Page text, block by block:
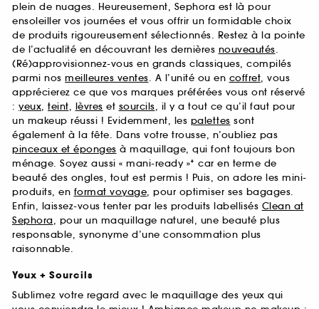
plein de nuages. Heureusement, Sephora est là pour
ensoleiller vos journées et vous offrir un formidable choix
de produits rigoureusement sélectionnés. Restez à la pointe
de l’actualité en découvrant les dernières nouveautés.
(Ré)approvisionnez-vous en grands classiques, compilés
parmi nos meilleures ventes. A l’unité ou en coffret, vous
apprécierez ce que vos marques préférées vous ont réservé
: yeux, teint, lèvres et sourcils, il y a tout ce qu’il faut pour
un makeup réussi ! Evidemment, les palettes sont
également à la fête. Dans votre trousse, n’oubliez pas
pinceaux et éponges à maquillage, qui font toujours bon
ménage. Soyez aussi « mani-ready »* car en terme de
beauté des ongles, tout est permis ! Puis, on adore les mini-
produits, en format voyage, pour optimiser ses bagages.
Enfin, laissez-vous tenter par les produits labellisés Clean at
Sephora, pour un maquillage naturel, une beauté plus
responsable, synonyme d’une consommation plus
raisonnable.
Yeux + Sourcils
Sublimez votre regard avec le maquillage des yeux qui